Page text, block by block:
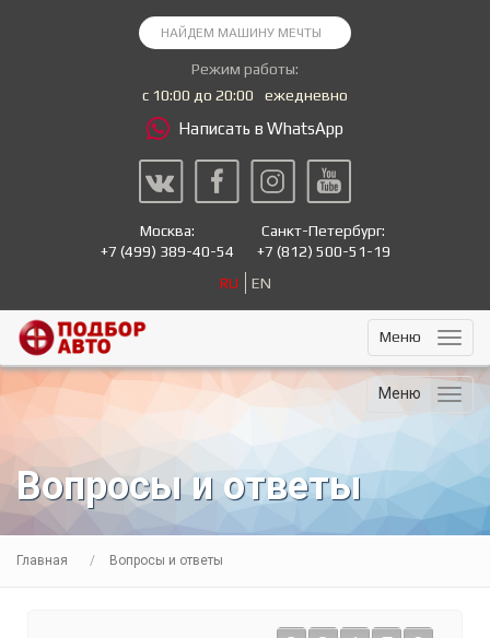
Режим работы:
с 10:00 до 20:00
ежедневно
Написать в WhatsApp
Москва:
+7 (499) 389-40-54
Санкт-Петербург:
+7 (812) 500-51-19
RU
EN
Меню
Меню
Вопросы и ответы
Главная Вопросы и ответы